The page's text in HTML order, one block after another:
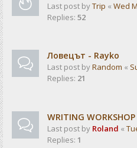
Last post byTrip « Wed
Replies: 52
Ловецът - Rayko
Last post byRandom «
Replies: 21
WRITING
Last post by Roland «
Replies: 1